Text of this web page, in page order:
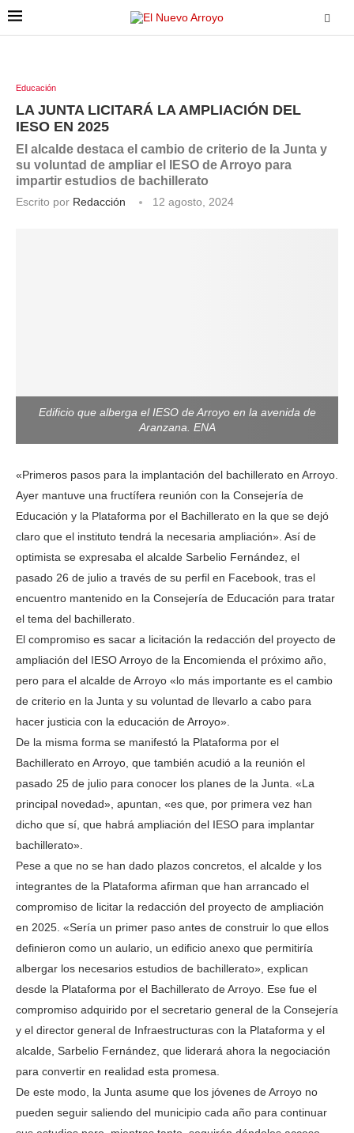
Educación
LA JUNTA LICITARÁ LA AMPLIACIÓN DEL
IESO EN 2025
El alcalde destaca el cambio de criterio de la Junta y
su voluntad de ampliar el IESO de Arroyo para
impartir estudios de bachillerato
Escrito por Redacción 12 agosto, 2024
Edificio que alberga el IESO de Arroyo en la avenida de
Aranzana. ENA
«Primeros pasos para la implantación del bachillerato en Arroyo.
Ayer mantuve una fructífera reunión con la Consejería de
Educación y la Plataforma por el Bachillerato en la que se dejó
claro que el instituto tendrá la necesaria ampliación». Así de
optimista se expresaba el alcalde Sarbelio Fernández, el
pasado 26 de julio a través de su perfil en Facebook, tras el
encuentro mantenido en la Consejería de Educación para tratar
el tema del bachillerato.
El compromiso es sacar a licitación la redacción del proyecto de
ampliación del IESO Arroyo de la Encomienda el próximo año,
pero para el alcalde de Arroyo «lo más importante es el cambio
de criterio en la Junta y su voluntad de llevarlo a cabo para
hacer justicia con la educación de Arroyo».
De la misma forma se manifestó la Plataforma por el
Bachillerato en Arroyo, que también acudió a la reunión el
pasado 25 de julio para conocer los planes de la Junta. «La
principal novedad», apuntan, «es que, por primera vez han
dicho que sí, que habrá ampliación del IESO para implantar
bachillerato».
Pese a que no se han dado plazos concretos, el alcalde y los
integrantes de la Plataforma afirman que han arrancado el
compromiso de licitar la redacción del proyecto de ampliación
en 2025. «Sería un primer paso antes de construir lo que ellos
definieron como un aulario, un edificio anexo que permitiría
albergar los necesarios estudios de bachillerato», explican
desde la Plataforma por el Bachillerato de Arroyo. Ese fue el
compromiso adquirido por el secretario general de la Consejería
y el director general de Infraestructuras con la Plataforma y el
alcalde, Sarbelio Fernández, que liderará ahora la negociación
para convertir en realidad esta promesa.
De este modo, la Junta asume que los jóvenes de Arroyo no
pueden seguir saliendo del municipio cada año para continuar